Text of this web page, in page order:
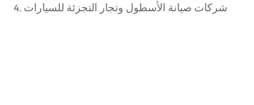
شركات صيانة الأسطول وتجار التجزئة للسيارات